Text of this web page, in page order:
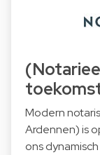
Modern
Ardennen) is
ons